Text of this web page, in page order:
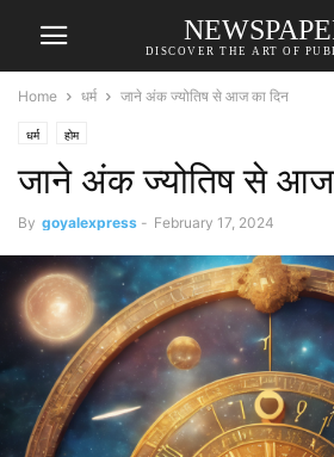
DISCOVER THE ART OF
Home धर्म जाने अंक ज्योतिष से आज का दिन
धर्म होम
जाने अंक ज्योतिष से आज
By goyalexpress - February 17, 2024